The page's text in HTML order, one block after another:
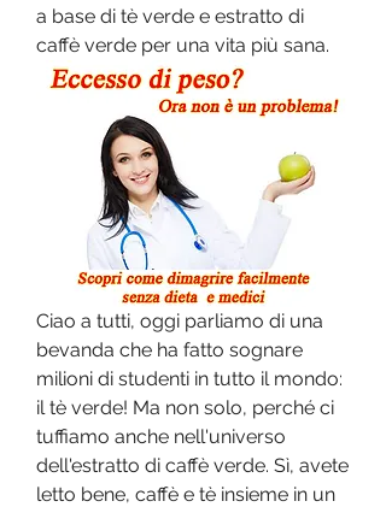
a base di tè verde e estratto di
caffè verde per una vita più sana.
Ciao a tutti, oggi parliamo di una
bevanda che ha fatto sognare
milioni di studenti in tutto il mondo:
il tè verde! Ma non solo, perché ci
tuffiamo anche nell'universo
dell'estratto di caffè verde. Sì, avete
letto bene, caffè e tè insieme in un